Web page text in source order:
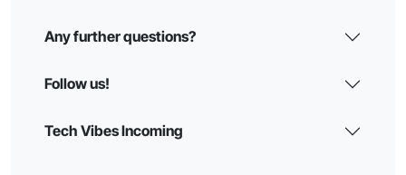
Any further questions?
Follow us!
Tech Vibes Incoming